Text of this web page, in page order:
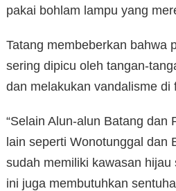
pakai bohlam lampu yang
Tatang membeberkan bahwa
sering dipicu oleh tangan-
dan melakukan vandalisme di
“Selain Alun-alun Batang dan
lain seperti Wonotunggal dan
sudah memiliki kawasan hijau
ini juga membutuhkan